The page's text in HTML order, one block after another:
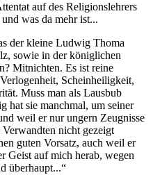
auf des Religionslehrers
was da mehr ist...
der kleine Ludwig Thoma
sowie in der königlichen
Mitnichten. Es ist reine
Scheinheiligkeit,
Muss man als Lausbub
hat sie manchmal, um seiner
weil er nur ungern Zeugnisse
nicht gezeigt
guten Vorsatz, auch weil er
Geist auf mich herab, wegen
überhaupt...“